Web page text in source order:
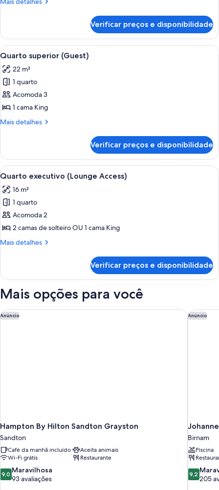
Access)
1
quarto
(Lounge
Verificar preços e disponibilidade
Carrega
todas
as
fotos
de
Quarto
superior
Quarto de hotel moderno com uma
9
Quarto superior (Guest)
22 m²
1 quarto
Acomoda 3
1 cama King
Mais detalhes
Mais
superior
(Guest)
Verificar preços e disponibilidade
Carrega
todas
as
fotos
de
Quarto
executivo
Quarto de hotel com cama, uma
16
Quarto executivo (Lounge Access)
16 m²
1 quarto
Acomoda 2
2 camas de solteiro OU 1 cama King
Mais detalhes
Mais
executivo
Access)
Verificar preços e disponibilidade
Mais opções para você
Anúncio
Hampton By Hilton Sandton Grayston
Sandton
Café da manhã incluído
Aceita animais
Wi-Fi grátis
Restaurante
9.0
de
9,0 Maravilhosa
93 avaliações
Hampton By Hilton Sandton Grayston Anúncio
Birnam
Piscina
9.2
de
9,2
205